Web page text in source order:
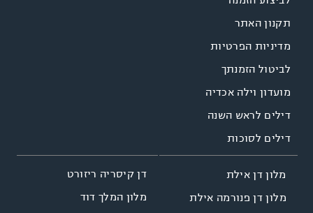
תקנון האתר
מדיניות הפרטיות
לביטול הזמנתך
מועדון וילה אכדיה
דילים לראש השנה
דילים לסוכות
מלון דן אילת
מלון דן פנורמה אילת
דן קיסריה ריזורט
מלון המלך דוד